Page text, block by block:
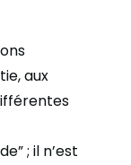
aux
; il n’est